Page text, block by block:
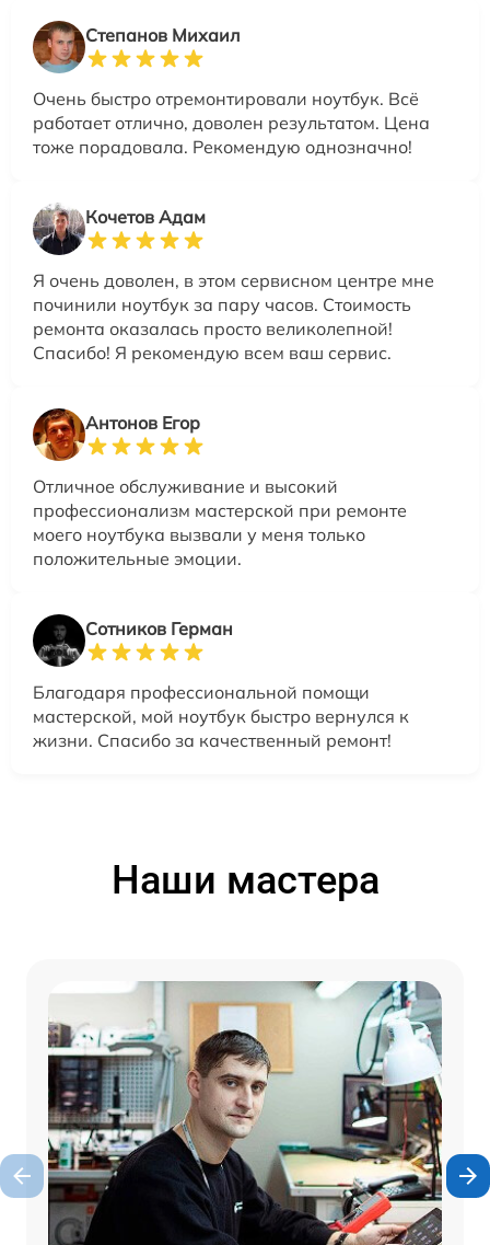
Степанов Михаил
Очень быстро отремонтировали ноутбук. Всё
работает отлично, доволен результатом. Цена
тоже порадовала. Рекомендую однозначно!
Кочетов Адам
Я очень доволен, в этом сервисном центре мне
починили ноутбук за пару часов. Стоимость
ремонта оказалась просто великолепной!
Спасибо! Я рекомендую всем ваш сервис.
Антонов Егор
Отличное обслуживание и высокий
профессионализм мастерской при ремонте
моего ноутбука вызвали у меня только
положительные эмоции.
Сотников Герман
Благодаря профессиональной помощи
мастерской, мой ноутбук быстро вернулся к
жизни. Спасибо за качественный ремонт!
Наши мастера